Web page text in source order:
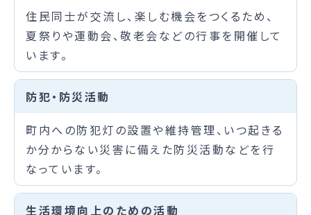
住民同士が交流し、楽しむ機会をつくるため、
夏祭りや運動会、敬老会などの行事を開催して
います。
防犯・防災活動
町内への防犯灯の設置や維持管理、いつ起きる
か分からない災害に備えた防災活動などを行
なっています。
生活環境向上のための活動